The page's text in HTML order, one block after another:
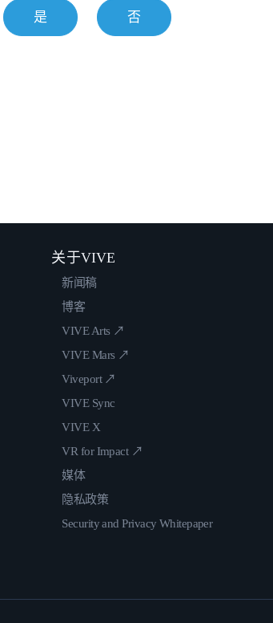
是 否
关于VIVE
新闻稿
博客
VIVE Arts ↗
VIVE Mars ↗
Viveport ↗
VIVE Sync
VIVE X
VR for Impact ↗
媒体
隐私政策
Security and Privacy Whitepaper